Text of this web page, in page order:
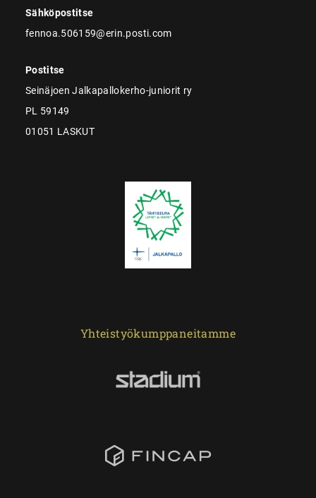
Sähköpostitse
fennoa.506159@erin.posti.com
Postitse
Seinäjoen Jalkapallokerho-juniorit ry
PL 59149
01051 LASKUT
Yhteistyökumppaneitamme